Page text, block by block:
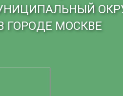
ГОРОДЕ МОСКВЕ